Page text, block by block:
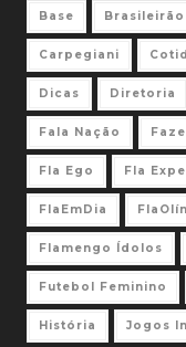
Base Brasileirão
Carpegiani
Dicas Diretoria
Fala Nação
Fla Ego Fla
FlaEmDia
Flamengo Ídolos
Futebol Feminino
História Jogos